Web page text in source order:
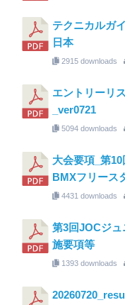
テクニカルガ
日本
2915 downloads
エントリーリ
_ver0721
5094 downloads
大会要項_第
BMXフリース
4431 downloads
第3回JOCジ
施要項等
1393 downloads